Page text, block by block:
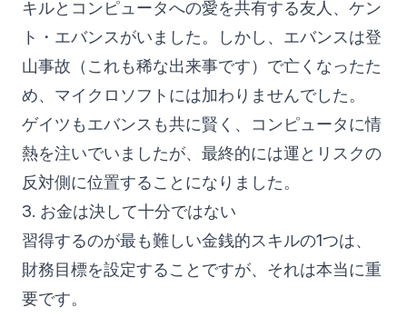
キルとコンピュータへの愛を共有する友人、ケン
ト・エバンスがいました。しかし、エバンスは登
山事故（これも稀な出来事です）で亡くなったた
め、マイクロソフトには加わりませんでした。
ゲイツもエバンスも共に賢く、コンピュータに情
熱を注いでいましたが、最終的には運とリスクの
反対側に位置することになりました。
3. お金は決して十分ではない
習得するのが最も難しい金銭的スキルの1つは、
財務目標を設定することですが、それは本当に重
要です。